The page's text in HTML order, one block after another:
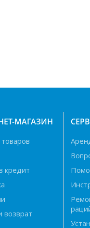
МАГАЗИН
товаров
кредит
возврат